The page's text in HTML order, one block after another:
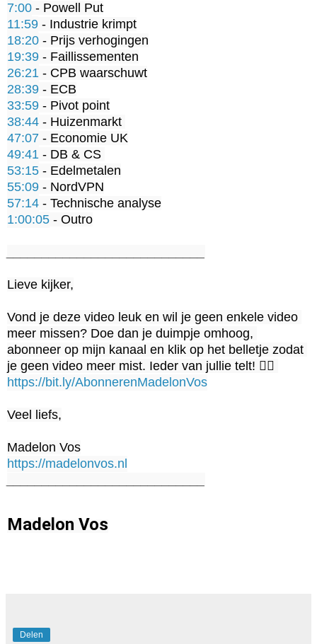
7:00
11:59
18:20
19:39
26:21
28:39
33:59
38:44
47:07
49:41
53:15
55:09
57:14
1:00:05 - Outro
Lieve kijker,
Vond je deze video leuk en wil je geen enkele video
meer missen? Doe dan je duimpje omhoog,
abonneer op mijn kanaal en klik op het belletje zodat
je geen video meer mist. Ieder van jullie telt! 👉🏻
https://bit.ly/AbonnerenMadelonVos
Veel liefs,
https://madelonvos.nl
Madelon Vos
Delen